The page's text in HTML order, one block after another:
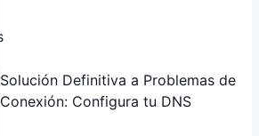
Solución Definitiva a Problemas de
Conexión: Configura tu DNS